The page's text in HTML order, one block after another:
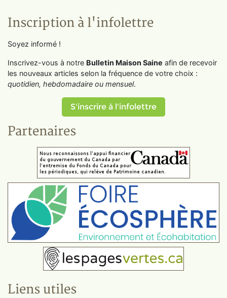
Inscription à l'infolettre
Soyez informé !
Inscrivez-vous à notre Bulletin Maison Saine afin de recevoir
les nouveaux articles selon la fréquence de votre choix :
quotidien, hebdomadaire ou mensuel.
S'inscrire à l'infolettre
Partenaires
Liens utiles